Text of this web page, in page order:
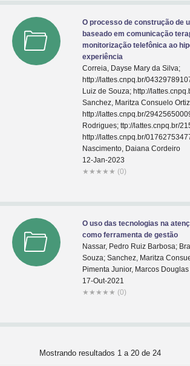
O processo de construção de
baseado em comunicação
monitorização telefônica ao
experiência
Correia, Dayse Mary da Silva;
http://lattes.cnpq.br/
Luiz de Souza; http://
Sanchez, Maritza Consuelo
http://lattes.cnpq.br/
Rodrigues; ttp://lattes.cnpq.br/
http://lattes.cnpq.br/
Nascimento, Daiana Cordeiro
12-Jan-2023
★ ★ ★ ★ ★ (0)
O uso das tecnologias na
como ferramenta de gestão
Nassar, Pedro Ruiz Barbosa;
Souza; Sanchez, Maritza
Pimenta Junior, Marcos
17-Out-2021
★ ★ ★ ★ ★ (0)
Mostrando resultados 1 a 20 de 24